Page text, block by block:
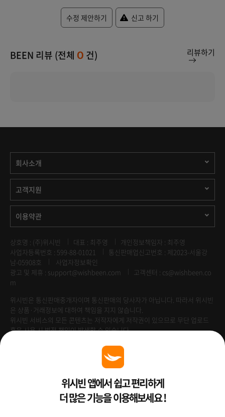
수정 제안하기 신고 하기
BEEN 리뷰 (전체 0 건) 리뷰하기
회사소개
고객지원
이용약관
상호명 : (주)위시빈 대표 : 최주영
개인정보책임자 : 최주영
사업자등록번호 : 599-88-01021
통신판매업신고번호 : 제2023-서울강
남-05908호
사업자정보확인
광고 및 제휴 : support@wishbeen.com
고객센터 : cs@wishbeen.co
m
위시빈은 통신판매중개자이며 통신판매의 당사자가 아닙니다. 따라서 위시빈
은 상품·거래정보에 대하여 책임을 지지 않습니다.
위시빈 서비스의 모든 콘텐츠는 저작자에게 저작권이 있으므로 무단 업로드
혹은 사용 시 법적 책임이 발생할 수 있습니다.
Venture Enterprise위시빈 앱에서 쉽고 편리하게
더 많은 기능을 이용해보세요 !